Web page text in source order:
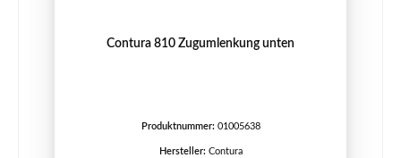
Contura 810 Zugumlenkung unten
Produktnummer: 01005638
Hersteller: Contura